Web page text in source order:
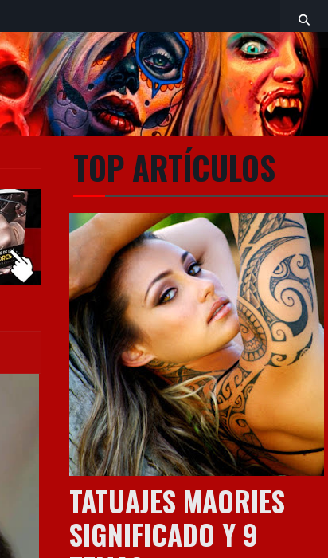
TOP ARTÍCULOS
TATUAJES MAORIES
SIGNIFICADO Y 9